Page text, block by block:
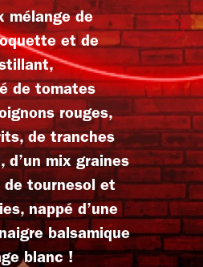
mélange de
et de
de tomates
rouges,
de tranches
d’un mix graines
de tournesol et
nappé d’une
balsamique
blanc !